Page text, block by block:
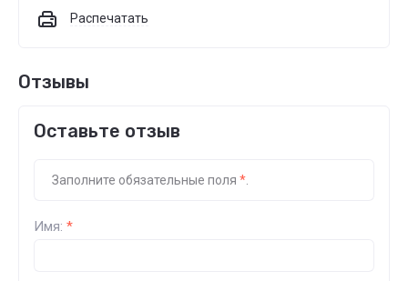
Распечатать
Отзывы
Оставьте отзыв
Заполните обязательные поля *
Имя: *